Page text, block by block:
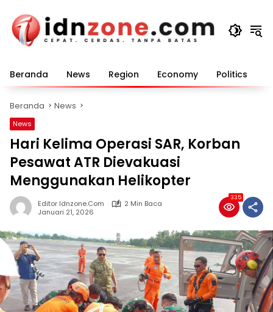
konten
Beranda News Region Economy Politics
Beranda News
News
Hari Kelima Operasi SAR, Korban
Pesawat ATR Dievakuasi
Menggunakan Helikopter
Editor Idnzone.com
2 Min Baca
Januari 21, 2026
335